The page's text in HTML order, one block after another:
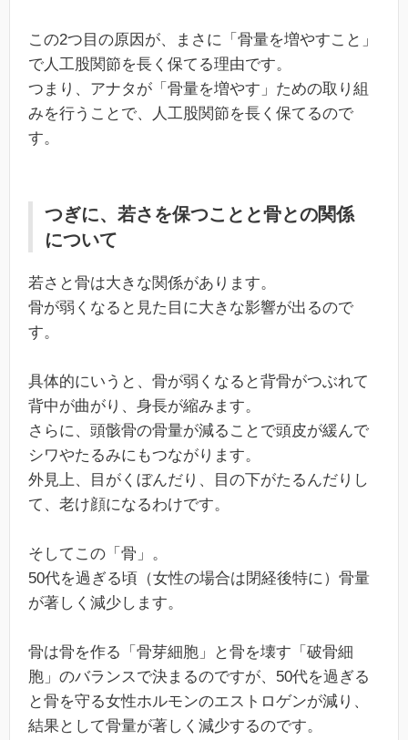
この2つ目の原因が、まさに「骨量を増やすこと」
で人工股関節を長く保てる理由です。
つまり、アナタが「骨量を増やす」ための取り組
みを行うことで、人工股関節を長く保てるので
す。
つぎに、若さを保つことと骨との関係
について
若さと骨は大きな関係があります。
骨が弱くなると見た目に大きな影響が出るので
す。
具体的にいうと、骨が弱くなると背骨がつぶれて
背中が曲がり、身長が縮みます。
さらに、頭骸骨の骨量が減ることで頭皮が緩んで
シワやたるみにもつながります。
外見上、目がくぼんだり、目の下がたるんだりし
て、老け顔になるわけです。
そしてこの「骨」。
50代を過ぎる頃（女性の場合は閉経後特に）骨量
が著しく減少します。
骨は骨を作る「骨芽細胞」と骨を壊す「破骨細
胞」のバランスで決まるのですが、50代を過ぎる
と骨を守る女性ホルモンのエストロゲンが減り、
結果として骨量が著しく減少するのです。